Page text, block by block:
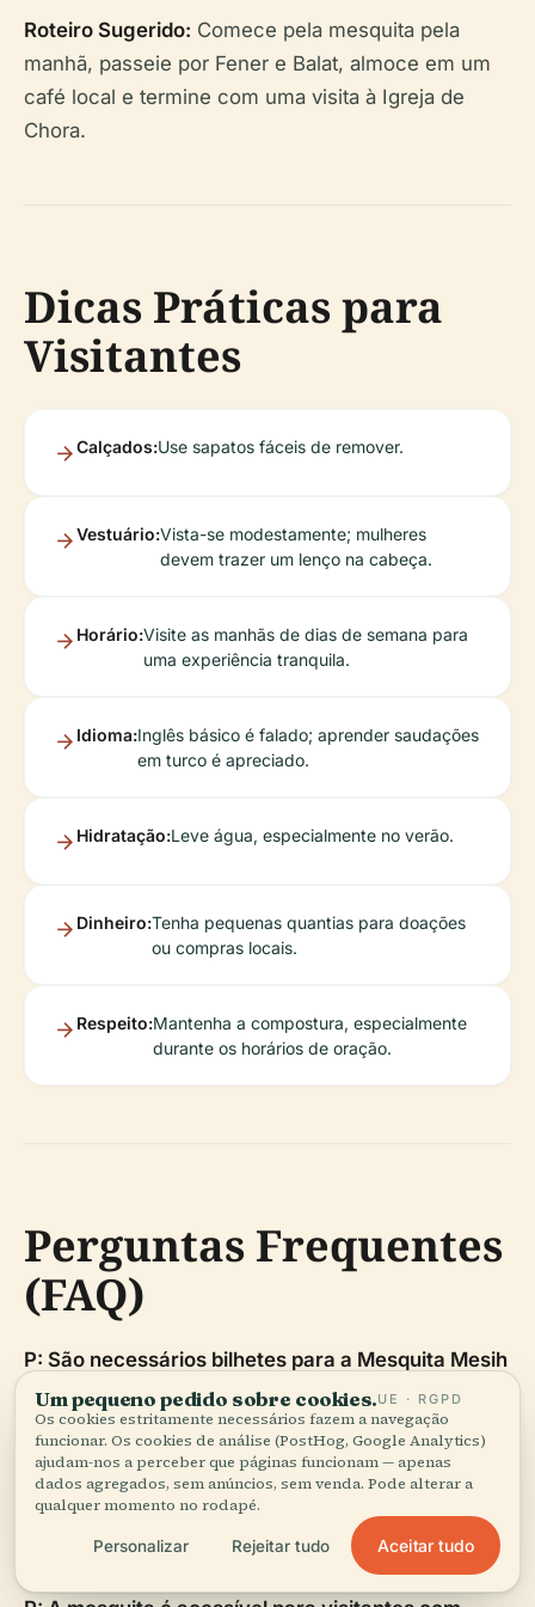
Roteiro Sugerido: Comece pela mesquita pela
manhã, passeie por Fener e Balat, almoce em um
café local e termine com uma visita à Igreja de
Chora.
Dicas Práticas para
Visitantes
Calçados:Use sapatos fáceis de remover.
Vestuário:Vista-se modestamente; mulheres
devem trazer um lenço na cabeça.
Horário:Visite as manhãs de dias de semana para
uma experiência tranquila.
Idioma:Inglês básico é falado; aprender saudações
em turco é apreciado.
Hidratação:Leve água, especialmente no verão.
Dinheiro:Tenha pequenas quantias para doações
ou compras locais.
Respeito:Mantenha a compostura, especialmente
durante os horários de oração.
Perguntas Frequentes
(FAQ)
P: São necessários bilhetes para a Mesquita Mesih
Mehmed Pasha?R: Não, a entrada é gratuita.
P: Quais são os horários de visita da mesquita?R:
Aberta diariamente das 9:00 às 18:00, exceto
durante os horários de oração e na sexta-feira ao
meio-dia.
Um pequeno pedido sobre cookies.UE · RGPD
Os cookies estritamente necessários fazem a navegação
funcionar. Os cookies de análise (PostHog, Google Analytics)
ajudam-nos a perceber que páginas funcionam — apenas
dados agregados, sem anúncios, sem venda. Pode alterar a
qualquer momento no rodapé.
Personalizar Rejeitar tudo Aceitar tudo